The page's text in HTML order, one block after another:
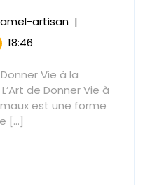
artisanLa
de
la
Sculpture
Animaux
|
18:46
Vie à la
de Donner Vie à
est une forme
[...]